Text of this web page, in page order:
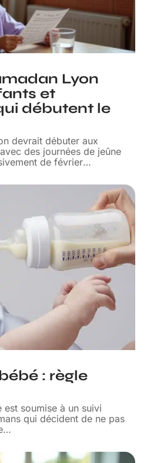
Lyon
et
débutent le
devrait débuter aux
des journées de jeûne
de février…
: règle
est soumise à un suivi
qui décident de ne pas
…